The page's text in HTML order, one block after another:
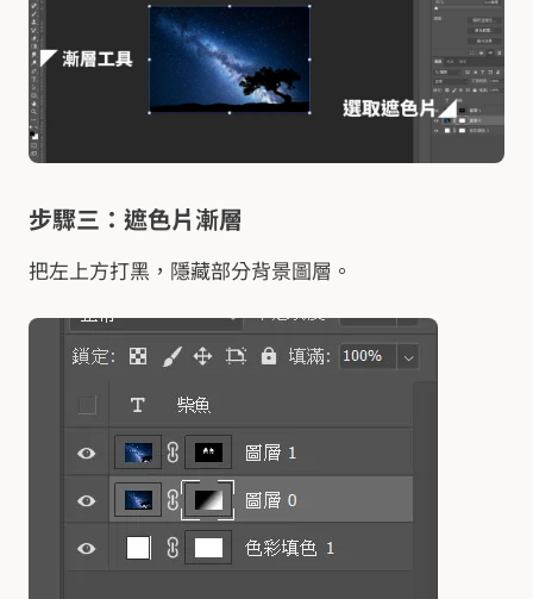
步驟三：遮色片漸層
把左上方打黑，隱藏部分背景圖層。